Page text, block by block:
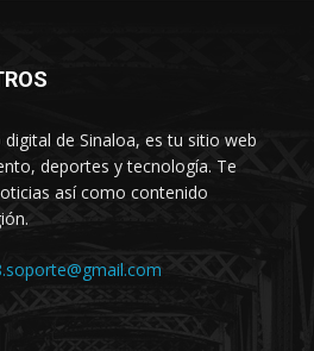
digital de Sinaloa, es tu sitio web
deportes y tecnología. Te
así como contenido